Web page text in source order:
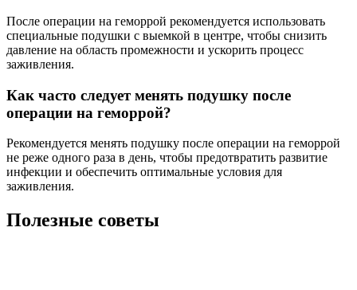
После операции на геморрой рекомендуется использовать
специальные подушки с выемкой в центре, чтобы снизить
давление на область промежности и ускорить процесс
заживления.
Как часто следует менять подушку после
операции на геморрой?
Рекомендуется менять подушку после операции на геморрой
не реже одного раза в день, чтобы предотвратить развитие
инфекции и обеспечить оптимальные условия для
заживления.
Полезные советы